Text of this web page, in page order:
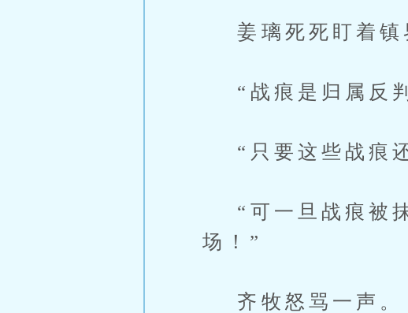
姜璃死死盯着镇
“战痕是归属反
“只要这些战痕还
“可一旦战痕被抹
场！”
齐牧怒骂一声。